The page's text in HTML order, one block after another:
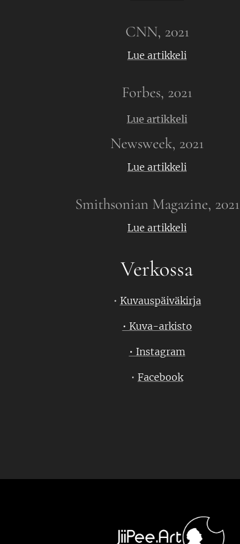
CNN, 2021
Lue artikkeli
Forbes, 2021
Lue artikkeli
Newsweek, 2021
Lue artikkeli
Smithsonian Magazine, 2021
Lue artikkeli
Verkossa
• Kuvauspäiväkirja
• Kuva-arkisto
• Instagram
• Facebook